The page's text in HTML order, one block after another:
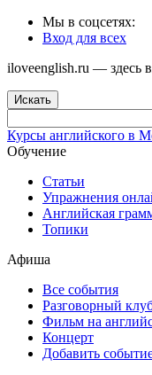
Мы в соцсетях:
Вход для всех
iloveenglish.ru — здесь
Искать
Курсы английского в
Обучение
Статьи
Упражнения
Английская
Топики
Афиша
Все события
Разговорный
Фильм на
Концерт
Добавить